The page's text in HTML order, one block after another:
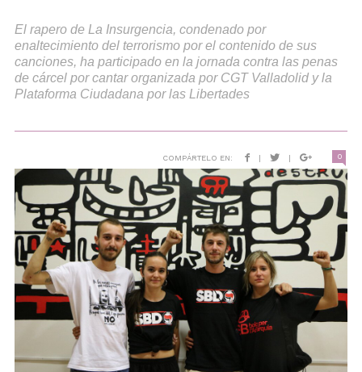
El rapero de La Insurgencia, condenado por
enaltecimiento del terrorismo por el contenido de sus
canciones, ha participado en la jornada contra las penas
de cárcel por cantar organizada por CGT Valladolid y la
Plataforma Ciudadana por las Libertades
COMPÁRTELO EN: | | 0